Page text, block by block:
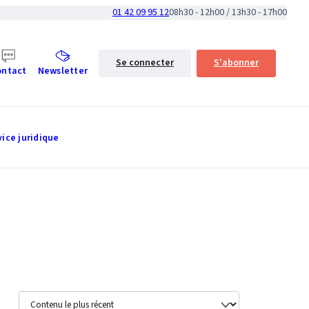
01 42 09 95 1208h30 - 12h00 / 13h30 - 17h00
Newsletter
Se connecter S'abonner
juridique